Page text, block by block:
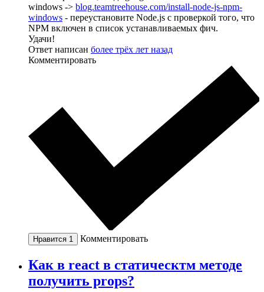
windows -> blog.teamtreehouse.com/install-node-js-npm-
windows - переустановите Node.js с проверкой того, что
NPM включен в список устанавливаемых фич.
Удачи!
Ответ написан более трёх лет назад
Комментировать
Нравится 1 Комментировать
Как в react в статическтм методе
получить props?